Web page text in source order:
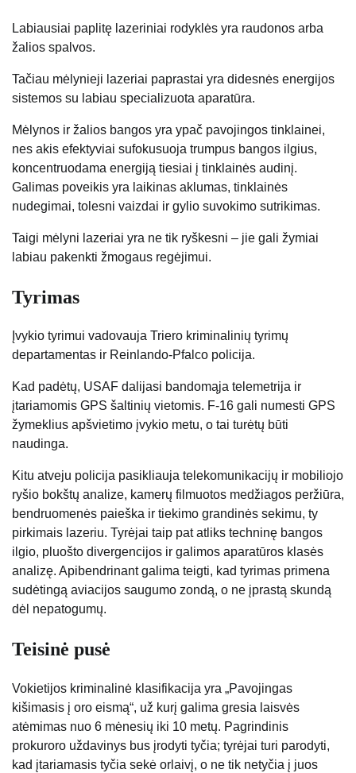
Labiausiai paplitę lazeriniai rodyklės yra raudonos arba
žalios spalvos.
Tačiau mėlynieji lazeriai paprastai yra didesnės energijos
sistemos su labiau specializuota aparatūra.
Mėlynos ir žalios bangos yra ypač pavojingos tinklainei,
nes akis efektyviai sufokusuoja trumpus bangos ilgius,
koncentruodama energiją tiesiai į tinklainės audinį.
Galimas poveikis yra laikinas aklumas, tinklainės
nudegimai, tolesni vaizdai ir gylio suvokimo sutrikimas.
Taigi mėlyni lazeriai yra ne tik ryškesni – jie gali žymiai
labiau pakenkti žmogaus regėjimui.
Tyrimas
Įvykio tyrimui vadovauja Triero kriminalinių tyrimų
departamentas ir Reinlando-Pfalco policija.
Kad padėtų, USAF dalijasi bandomąja telemetrija ir
įtariamomis GPS šaltinių vietomis. F-16 gali numesti GPS
žymeklius apšvietimo įvykio metu, o tai turėtų būti
naudinga.
Kitu atveju policija pasikliauja telekomunikacijų ir mobiliojo
ryšio bokštų analize, kamerų filmuotos medžiagos peržiūra,
bendruomenės paieška ir tiekimo grandinės sekimu, ty
pirkimais lazeriu. Tyrėjai taip pat atliks techninę bangos
ilgio, pluošto divergencijos ir galimos aparatūros klasės
analizę. Apibendrinant galima teigti, kad tyrimas primena
sudėtingą aviacijos saugumo zondą, o ne įprastą skundą
dėl nepatogumų.
Teisinė pusė
Vokietijos kriminalinė klasifikacija yra „Pavojingas
kišimasis į oro eismą“, už kurį galima gresia laisvės
atėmimas nuo 6 mėnesių iki 10 metų. Pagrindinis
prokuroro uždavinys bus įrodyti tyčia; tyrėjai turi parodyti,
kad įtariamasis tyčia sekė orlaivį, o ne tik netyčia į juos